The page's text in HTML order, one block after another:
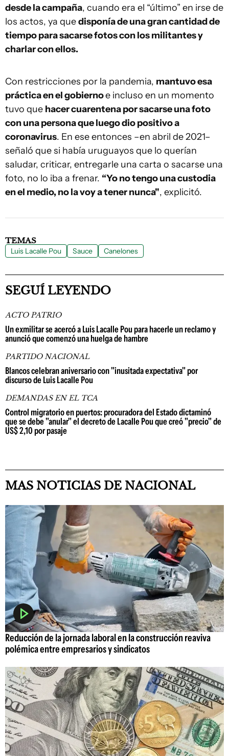
desde la campaña, cuando era el “último” en irse de
los actos, ya quedisponía de una gran cantidad de
tiempo para sacarse fotos con los militantes y
charlar con ellos.
Con restricciones por la pandemia, mantuvo esa
práctica en el gobiernoe incluso en un momento
tuvo que hacer cuarentena por sacarse una foto
con una persona que luego dio positivo a
coronavirus. En ese entonces –en abril de 2021–
señaló que si había uruguayos que lo querían
saludar, criticar, entregarle una carta o sacarse una
foto, no lo iba a frenar. “Yo no tengo una custodia
en el medio, no la voy a tener nunca", explicitó.
TEMAS
Luis Lacalle Pou Sauce Canelones
SEGUÍ LEYENDO
ACTO PATRIO
Un exmilitar se acercó a Luis Lacalle Pou para hacerle un reclamo y
anunció que comenzó una huelga de hambre
PARTIDO NACIONAL
Blancos celebran aniversario con "inusitada expectativa" por
discurso de Luis Lacalle Pou
DEMANDAS EN EL TCA
Control migratorio en puertos: procuradora del Estado dictaminó
que se debe "anular" el decreto de Lacalle Pou que creó "precio" de
US$ 2,10 por pasaje
MAS NOTICIAS DE NACIONAL
Reducción de la jornada laboral en la construcción reaviva
polémica entre empresarios y sindicatos